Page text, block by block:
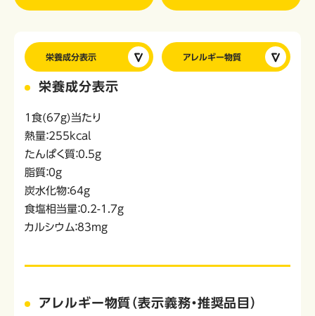
栄養成分表示 アレルギー物質
栄養成分表示
1食(67g)当たり
熱量：255kcal
たんぱく質：0.5g
脂質：0g
炭水化物：64g
食塩相当量：0.2-1.7g
カルシウム：83mg
アレルギー物質（表示義務・推奨品目）